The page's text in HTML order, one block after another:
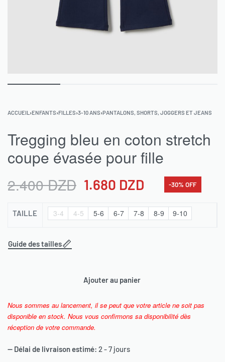
ACCUEIL ›ENFANTS›FILLES›3-10 ANS›PANTALONS, SHORTS, JOGGERS ET JEANS
Tregging bleu en coton stretch
coupe évasée pour fille
2.400DZD 1.680 DZD -30% OFF
TAILLE 3-4 4-5 5-6 6-7 7-8 8-9 9-10
Guide des tailles
Ajouter au panier
Nous sommes au lancement, il se peut que votre article ne soit pas
disponible en stock. Nous vous confirmons sa disponibilité dès
réception de votre commande.
— Délai de livraison estimé: 2 - 7 jours